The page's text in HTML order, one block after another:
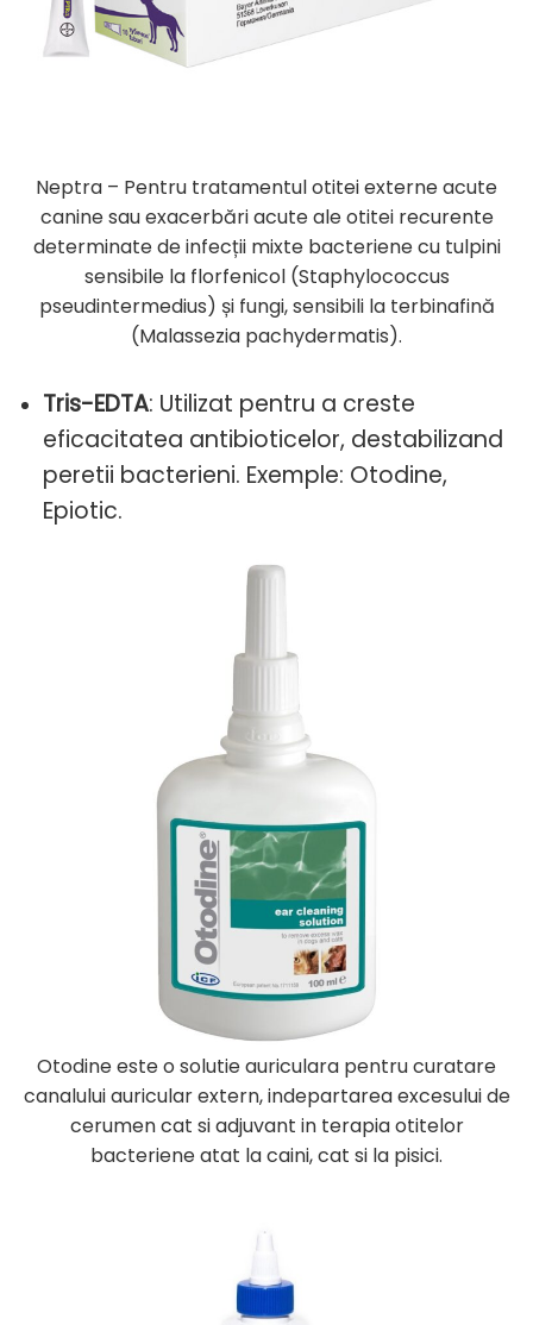
Neptra – Pentru tratamentul otitei externe acute
canine sau exacerbări acute ale otitei recurente
determinate de infecții mixte bacteriene cu tulpini
sensibile la florfenicol (Staphylococcus
pseudintermedius) și fungi, sensibili la terbinafină
(Malassezia pachydermatis).
Tris-EDTA: Utilizat pentru a creste
eficacitatea antibioticelor, destabilizand
peretii bacterieni. Exemple: Otodine,
Epiotic.
Otodine este o solutie auriculara pentru curatare
canalului auricular extern, indepartarea excesului de
cerumen cat si adjuvant in terapia otitelor
bacteriene atat la caini, cat si la pisici.